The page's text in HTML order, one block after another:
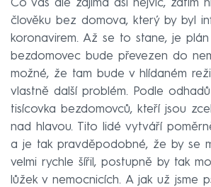
Co vás ale zajímá asi nejvíc, zatím
člověku bez domova, který by byl
koronavirem. Až se to stane, je plán
bezdomovec bude převezen do
možné, že tam bude v hlídaném
vlastně další problém. Podle
tisícovka bezdomovců, kteří jsou
nad hlavou. Tito lidé vytváří
a je tak pravděpodobné, že by se
velmi rychle šířil, postupně by tak
lůžek v nemocnicích. A jak už jsme